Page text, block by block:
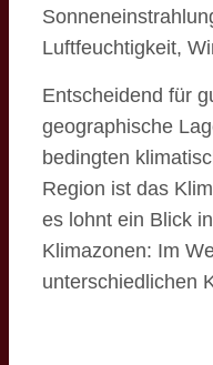
Luftfeuchtigkeit,
Entscheidend für
geographische
bedingten
Region ist das
es lohnt ein Blick
Klimazonen: Im
unterschiedlichen